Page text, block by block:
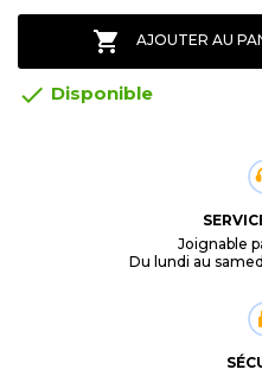
 AJOUTER AU
 Disponible
Joignable
Du lundi au